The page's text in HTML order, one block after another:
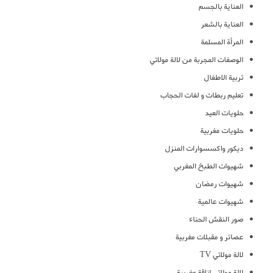
العناية بالجسم
العناية بالشعر
المرأة المسلمة
الوصفات المجربة من لالة مولاتي
تربية الاطفال
تعليم ربطات و لفات الحجاب
حلويات العيد
حلويات مغربية
ديكور واكسسوارات المنزل
شهيوات الطبخ المغربي
شهيوات رمضان
شهيوات عالمية
صور النقش الحناء
عصائر و مقبلات مغربية
لالة مولاتي TV